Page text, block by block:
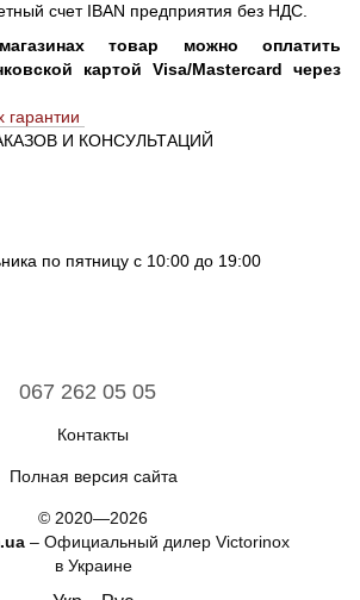
счет IBAN предприятия без НДС.
товар можно оплатить
картой Visa/Mastercard через
гарантии
И КОНСУЛЬТАЦИЙ
по пятницу с 10:00 до 19:00
067 262 05 05
Контакты
Полная версия сайта
© 2020—2026
– Официальный дилер Victorinox
в Украине